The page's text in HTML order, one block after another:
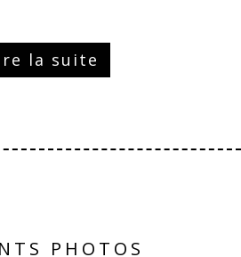
la suite
PHOTOS